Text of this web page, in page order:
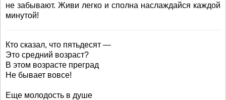
не забывают. Живи легко и сполна наслаждайся каждой
минутой!
Кто сказал, что пятьдесят —
Это средний возраст?
В этом возрасте преград
Не бывает вовсе!
Еще молодость в душе